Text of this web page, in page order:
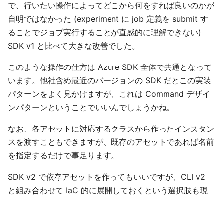
で、行いたい操作によってどこから何をすれば良いのかが
自明ではなかった (experiment に job 定義を submit す
ることでジョブ実行することが直感的に理解できない)
SDK v1 と比べて大きな改善でした。
このような操作の仕方は Azure SDK 全体で共通となって
います。他社含め最近のバージョンの SDK だとこの実装
パターンをよく見かけますが、これは Command デザイ
ンパターンということでいいんでしょうかね。
なお、各アセットに対応するクラスから作ったインスタン
スを渡すこともできますが、既存のアセットであれば名前
を指定するだけで事足ります。
SDK v2 で依存アセットを作ってもいいですが、CLI v2
と組み合わせて IaC 的に展開しておくという選択肢も現